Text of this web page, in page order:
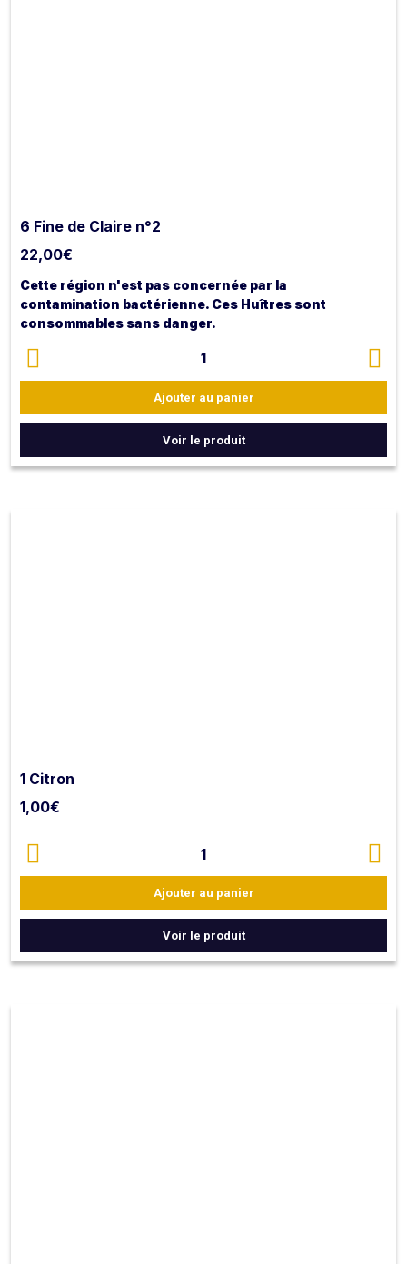
6 Fine de Claire n°2
22,00€
Cette région n'est pas concernée par la
contamination bactérienne. Ces Huîtres sont
consommables sans danger.
Claire n°2 est une huître peucharnue, finement iodée et
minérale.
Riche en eau et équilibrée en saveur, elle est affinée
dans les claires du bassin de Marennes Oléron.
NB : les huîtres sont livrées ouvertes avec citron et
1
Ajouter au panier
Voir le produit
1 Citron
1,00€
1
Ajouter au panier
Voir le produit